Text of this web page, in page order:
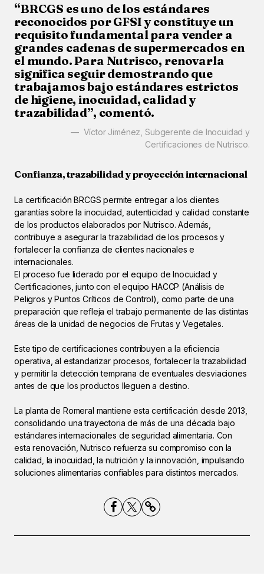
“BRCGS es uno de los estándares
reconocidos por GFSI y constituye un
requisito fundamental para vender a
grandes cadenas de supermercados en
el mundo. Para Nutrisco, renovarla
significa seguir demostrando que
trabajamos bajo estándares estrictos
de higiene, inocuidad, calidad y
trazabilidad”, comentó.
Víctor Jiménez, Subgerente de Inocuidad y
Certificaciones de Nutrisco.
Confianza, trazabilidad y proyección internacional
La certificación BRCGS permite entregar a los clientes
garantías sobre la inocuidad, autenticidad y calidad constante
de los productos elaborados por Nutrisco. Además,
contribuye a asegurar la trazabilidad de los procesos y
fortalecer la confianza de clientes nacionales e
internacionales.
El proceso fue liderado por el equipo de Inocuidad y
Certificaciones, junto con el equipo HACCP (Análisis de
Peligros y Puntos Críticos de Control), como parte de una
preparación que refleja el trabajo permanente de las distintas
áreas de la unidad de negocios de Frutas y Vegetales.
Este tipo de certificaciones contribuyen a la eficiencia
operativa, al estandarizar procesos, fortalecer la trazabilidad
y permitir la detección temprana de eventuales desviaciones
antes de que los productos lleguen a destino.
La planta de Romeral mantiene esta certificación desde 2013,
consolidando una trayectoria de más de una década bajo
estándares internacionales de seguridad alimentaria. Con
esta renovación, Nutrisco refuerza su compromiso con la
calidad, la inocuidad, la nutrición y la innovación, impulsando
soluciones alimentarias confiables para distintos mercados.
Compartir